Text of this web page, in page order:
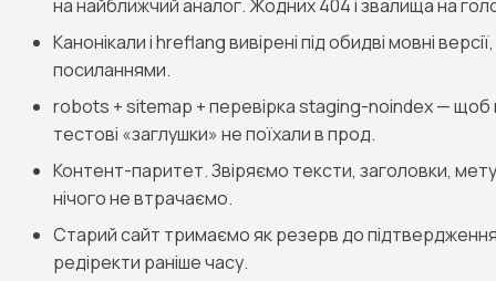
на найближчий аналог. Жодних 404 і звалища на
Канонікали і hreflang вивірені під обидві мовні
посиланнями.
robots + sitemap + перевірка staging-noindex — щоб
тестові «заглушки» не поїхали в прод.
Контент-паритет. Звіряємо тексти, заголовки,
нічого не втрачаємо.
Старий сайт тримаємо як резерв до
редіректи раніше часу.